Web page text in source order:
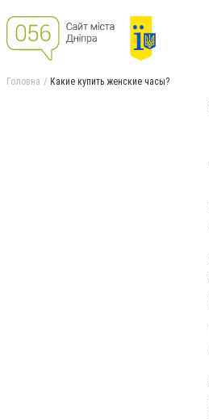
Головна Какие купить женские часы?